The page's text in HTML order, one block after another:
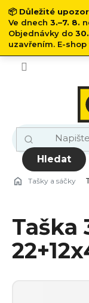
📦 Důležité
Ve dnech 3.–7. 8.
Objednávky do
uzavřením. E-
Přejít
obsah
Hledat
Tašky a sáčky
Taška